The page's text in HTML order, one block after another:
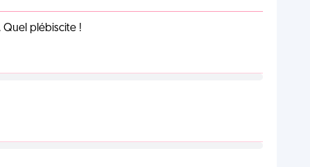
Quel plébiscite !